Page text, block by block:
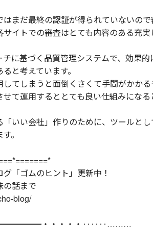
まだ最終の認証が得られていないの
イトでの審査はとても内容のある充実
に基づく品質管理システムで、効果的
と考えています。
てしまうと面倒くさくて手間がかかる
て運用するととても良い仕組みになる
いい会社」作りのために、ツールと
。
「ゴムのヒント」更新中！
の話まで
blog/
・・・・・‥‥‥………